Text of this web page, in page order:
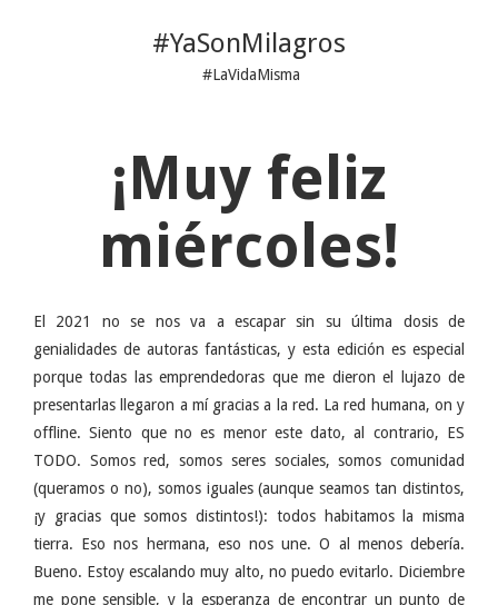
#YaSonMilagros
#LaVidaMisma
¡Muy feliz
miércoles!
El 2021 no se nos va a escapar sin su última dosis de
genialidades de autoras fantásticas, y esta edición es especial
porque todas las emprendedoras que me dieron el lujazo de
presentarlas llegaron a mí gracias a la red. La red humana, on y
offline. Siento que no es menor este dato, al contrario, ES
TODO. Somos red, somos seres sociales, somos comunidad
(queramos o no), somos iguales (aunque seamos tan distintos,
¡y gracias que somos distintos!): todos habitamos la misma
tierra. Eso nos hermana, eso nos une. O al menos debería.
Bueno. Estoy escalando muy alto, no puedo evitarlo. Diciembre
me pone sensible, y la esperanza de encontrar un punto de